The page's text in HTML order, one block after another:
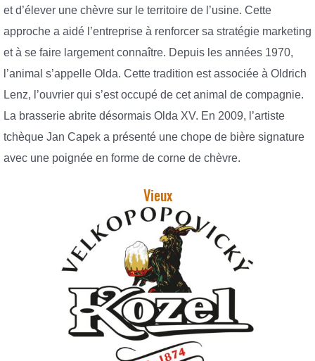
et d’élever une chèvre sur le territoire de l’usine. Cette
approche a aidé l’entreprise à renforcer sa stratégie marketing
et à se faire largement connaître. Depuis les années 1970,
l’animal s’appelle Olda. Cette tradition est associée à Oldrich
Lenz, l’ouvrier qui s’est occupé de cet animal de compagnie.
La brasserie abrite désormais Olda XV. En 2009, l’artiste
tchèque Jan Capek a présenté une chope de bière signature
avec une poignée en forme de corne de chèvre.
Vieux